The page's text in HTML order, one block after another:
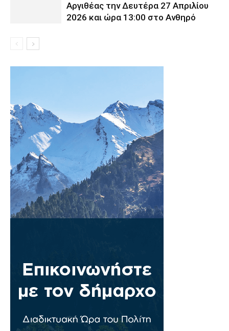
Αργιθέας την Δευτέρα 27 Απριλίου
2026 και ώρα 13:00 στο Ανθηρό